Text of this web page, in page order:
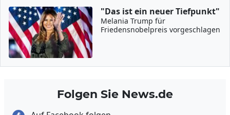
"Das ist ein neuer Tiefpunkt"
Melania Trump für
Friedensnobelpreis vorgeschlagen
Folgen Sie News.de